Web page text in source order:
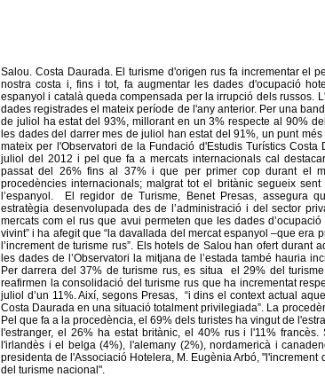
Salou. Costa Daurada. El turisme d'origen rus fa incrementar el
nostra costa i, fins i tot, fa augmentar les dades d'ocupació
espanyol i català queda compensada per la irrupció dels russos.
dades registrades el mateix període de l'any anterior. Per una
de juliol ha estat del 93%, millorant en un 3% respecte al 90%
les dades del darrer mes de juliol han estat del 91%, un punt
mateix per l'Observatori de la Fundació d'Estudis Turístics Costa
juliol del 2012 i pel que fa a mercats internacionals cal
passat del 26% fins al 37% i que per primer cop durant el
procedències internacionals; malgrat tot el britànic segueix
l’espanyol. El regidor de Turisme, Benet Presas, assegura
estratègia desenvolupada des de l’administració i del sector
mercats com el rus que avui permeten que les dades
vivint” i ha afegit que “la davallada del mercat espanyol –que era
l’increment de turisme rus”. Els hotels de Salou han ofert durant
les dades de l’Observatori la mitjana de l’estada també hauria
Per darrera del 37% de turisme rus, es situa el 29% del
reafirmen la consolidació del turisme rus que ha incrementat
juliol d’un 11%. Així, segons Presas, “i dins el context actual
Costa Daurada en una situació totalment privilegiada”. La
Pel que fa a la procedència, el 69% dels turistes ha vingut de
l'estranger, el 26% ha estat britànic, el 40% rus i l'11%
l'irlandès i el belga (4%), l'alemany (2%), nordamericà i
presidenta de l'Associació Hotelera, M. Eugènia Arbó,
del turisme nacional".